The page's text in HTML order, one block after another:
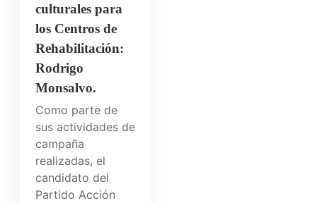
culturales para
los Centros de
Rehabilitación:
Rodrigo
Monsalvo.
Como parte de
sus actividades de
campaña
realizadas, el
candidato del
Partido Acción